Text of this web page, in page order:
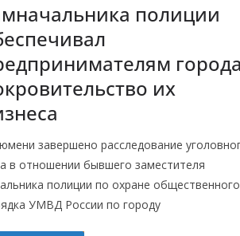
полиции
их
завершено расследование
в отношении бывшего заместителя
полиции по охране общественного
УМВД России по городу